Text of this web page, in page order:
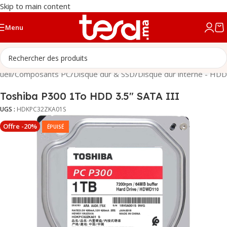
Skip to main content
Menu
/Composants PC/Disque dur & SSD/Disque dur interne - HDD
Toshiba P300 1To HDD 3.5″ SATA III
UGS : HDKPC32ZKA01S
Offre -20% ÉPUISÉ